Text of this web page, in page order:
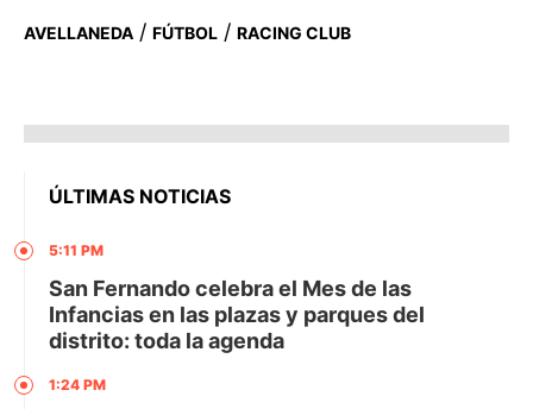
AVELLANEDA / FÚTBOL / RACING CLUB
ÚLTIMAS NOTICIAS
5:11 PM
San Fernando celebra el Mes de las
Infancias en las plazas y parques del
distrito: toda la agenda
1:24 PM